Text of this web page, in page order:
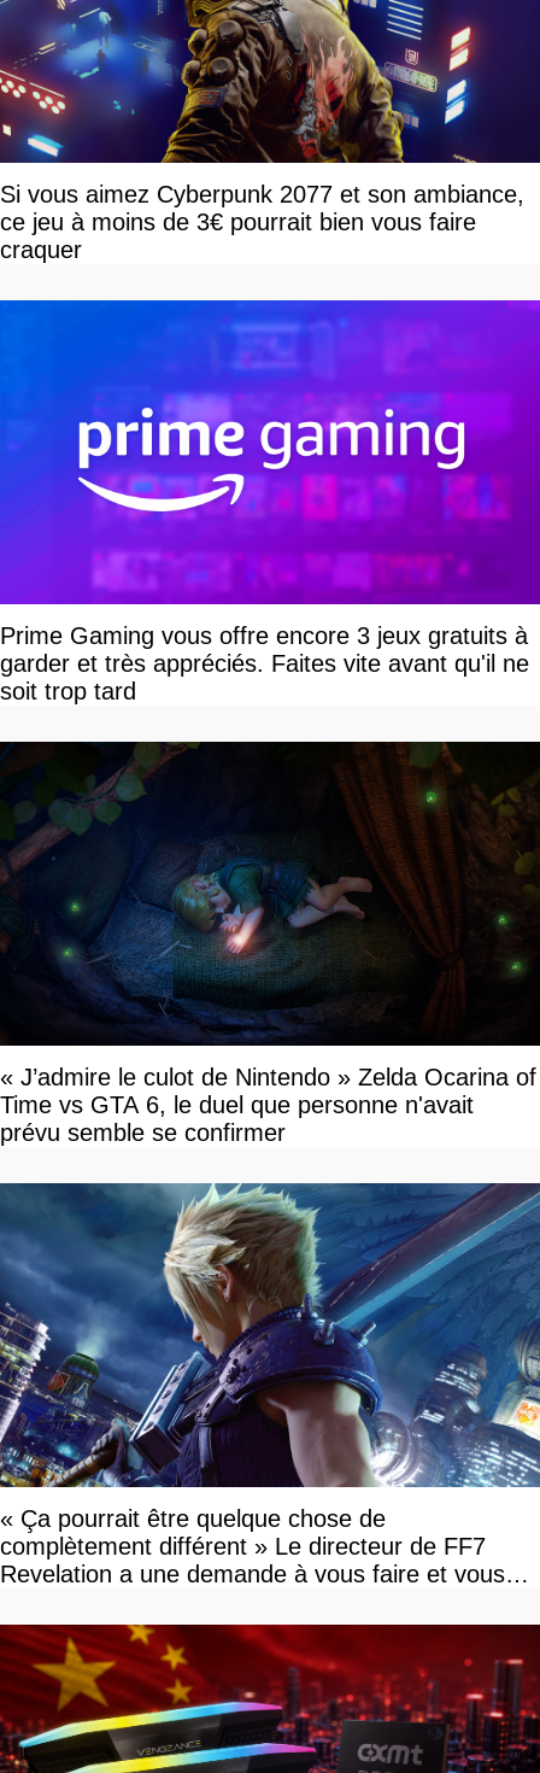
Si vous aimez Cyberpunk 2077 et son ambiance,
ce jeu à moins de 3€ pourrait bien vous faire
craquer
Prime Gaming vous offre encore 3 jeux gratuits à
garder et très appréciés. Faites vite avant qu'il ne
soit trop tard
« J’admire le culot de Nintendo » Zelda Ocarina of
Time vs GTA 6, le duel que personne n'avait
prévu semble se confirmer
« Ça pourrait être quelque chose de
complètement différent » Le directeur de FF7
Revelation a une demande à vous faire et vous